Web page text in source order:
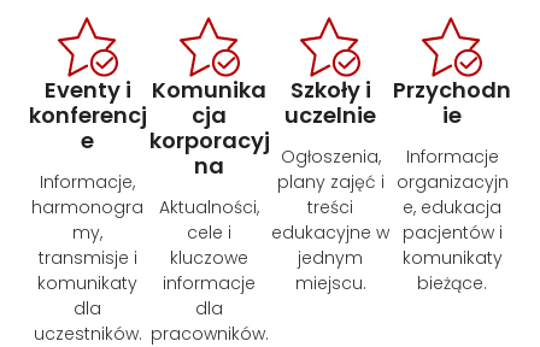
Eventy i
konferencj
e
Informacje,
harmonogra
my,
transmisje i
komunikaty
dla
uczestników.
Komunika
cja
korporacyj
na
Aktualności,
cele i
kluczowe
informacje
dla
pracowników.
Szkoły i
uczelnie
Ogłoszenia,
plany zajęć i
treści
edukacyjne w
jednym
miejscu.
Przychodn
ie
Informacje
organizacyjn
e, edukacja
pacjentów i
komunikaty
bieżące.